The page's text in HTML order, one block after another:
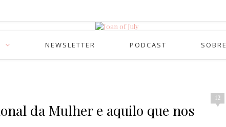
NEWSLETTER PODCAST SOBRE
12
da Mulher e aquilo que nos